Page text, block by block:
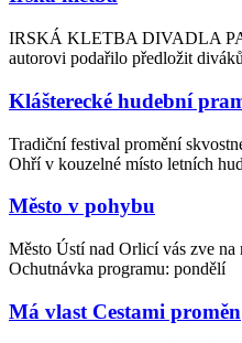
IRSKÁ KLETBA DIVADLA
autorovi podařilo předložit
Klášterecké hudební
Tradiční festival promění
Ohří v kouzelné místo letních
Město v pohybu
Město Ústí nad Orlicí vás zve na
Ochutnávka programu:
Má vlast Cestami proměn